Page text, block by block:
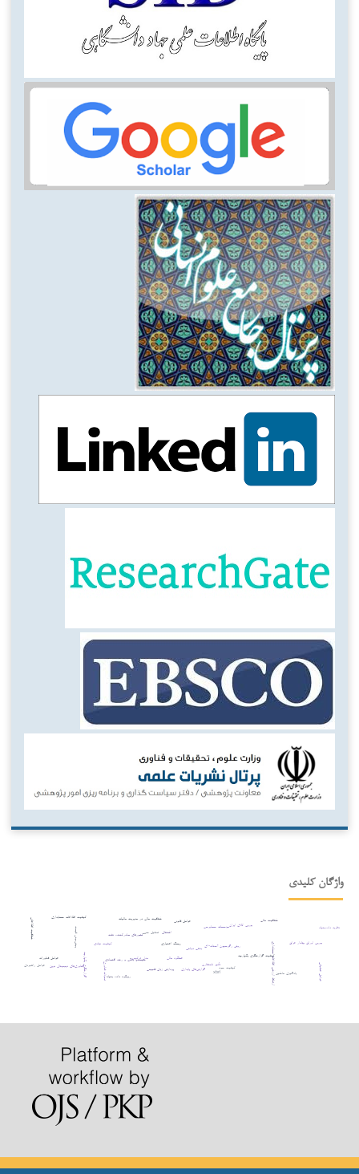
واژگان کلیدی
بدهی دولتی
روش رگرسیون آستانه¬ای
اشتغال کشورهای صادرکننده نفت
کیفیت نهادی ریسک اعتباری
سیستم بانکی و رشد اقتصادی گزارشگری یکپارچه کیفیت گزارشگری یکپارچه عملکرد مالی ارتباط ارزشی اطلاعات حسابداری کیفیت سود
بورس اوراق بهادار عراق
گزارش‌های پایداری
تأثیر نامتقارن فناوری‌های دیجیتال نوین تحولات فناوری
مؤسسات حسابرسی
رویکرد داده بنیاد
بورس کالای ایران
پردازش زبان طبیعی
تحلیل حس پیش‌بینی قیمت
مدل ترکیبی
یادگیری ماشین
شفافیت مالی در مدیریت مالیات
عوامل فناورانه
عوامل قانونی
عوامل عملیاتی عوامل راهبردی
xbrl
کیفیت اطلاعات حسابداری
شفافیت اطلاعاتی نظریه داده‌بنیاد
شفافیت مالی